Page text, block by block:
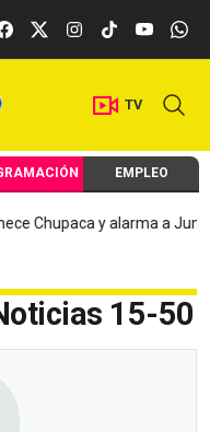
TV
EMPLEO
y alarma a Junín Local
15-50